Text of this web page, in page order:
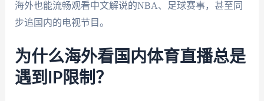
海外也能流畅观看中文解说的NBA、足球赛事，甚至同
步追国内的电视节目。
为什么海外看国内体育直播总是
遇到IP限制？